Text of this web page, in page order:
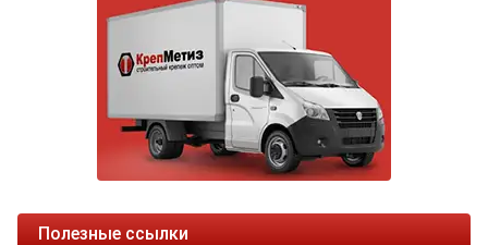
Полезные ссылки